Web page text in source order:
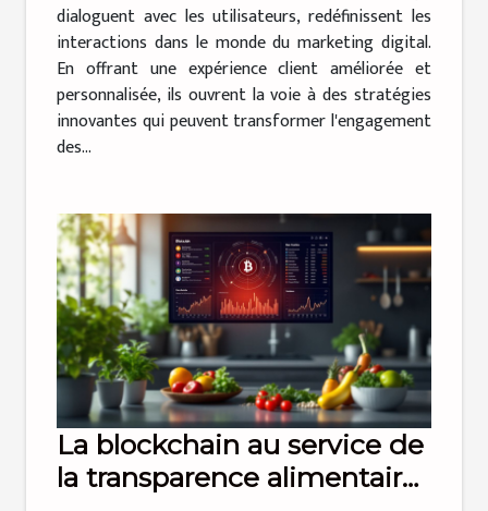
dialoguent avec les utilisateurs, redéfinissent les
interactions dans le monde du marketing digital.
En offrant une expérience client améliorée et
personnalisée, ils ouvrent la voie à des stratégies
innovantes qui peuvent transformer l'engagement
des...
La blockchain au service de
la transparence alimentaire